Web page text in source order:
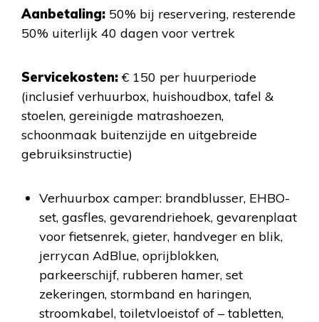
Aanbetaling: 50% bij reservering, resterende
50% uiterlijk 40 dagen voor vertrek
Servicekosten: € 150 per huurperiode
(inclusief verhuurbox, huishoudbox, tafel &
stoelen, gereinigde matrashoezen,
schoonmaak buitenzijde en uitgebreide
gebruiksinstructie)
Verhuurbox camper: brandblusser, EHBO-
set, gasfles, gevarendriehoek, gevarenplaat
voor fietsenrek, gieter, handveger en blik,
jerrycan AdBlue, oprijblokken,
parkeerschijf, rubberen hamer, set
zekeringen, stormband en haringen,
stroomkabel, toiletvloeistof of – tabletten,